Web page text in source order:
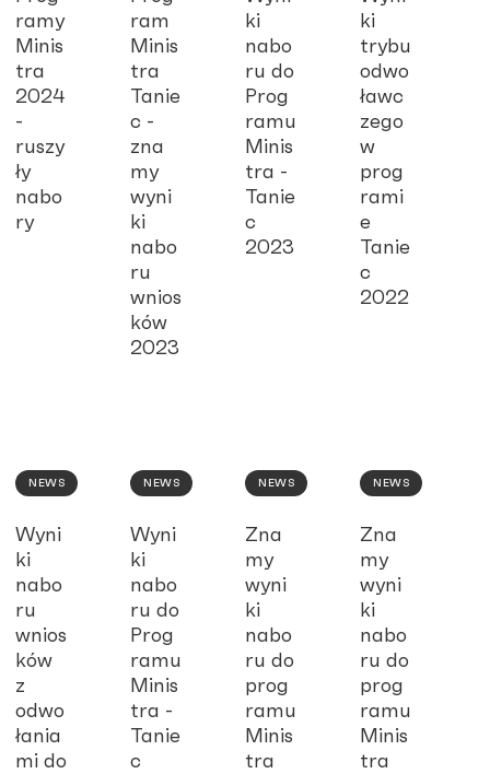
ramy
Minis
tra
2024
-
ruszy
ły
nabo
ry
ram
Minis
tra
Tanie
c -
zna
my
wyni
ki
nabo
ru
wnios
ków
2023
ki
nabo
ru do
Prog
ramu
Minis
tra -
Tanie
c
2023
ki
trybu
odwo
ławc
zego
w
prog
rami
e
Tanie
c
2022
NEWS
Wyni
ki
nabo
ru
wnios
ków
z
odwo
łania
mi do
NEWS
Wyni
ki
nabo
ru do
Prog
ramu
Minis
tra -
Tanie
c
NEWS
Zna
my
wyni
ki
nabo
ru do
prog
ramu
Minis
tra
NEWS
Zna
my
wyni
ki
nabo
ru do
prog
ramu
Minis
tra